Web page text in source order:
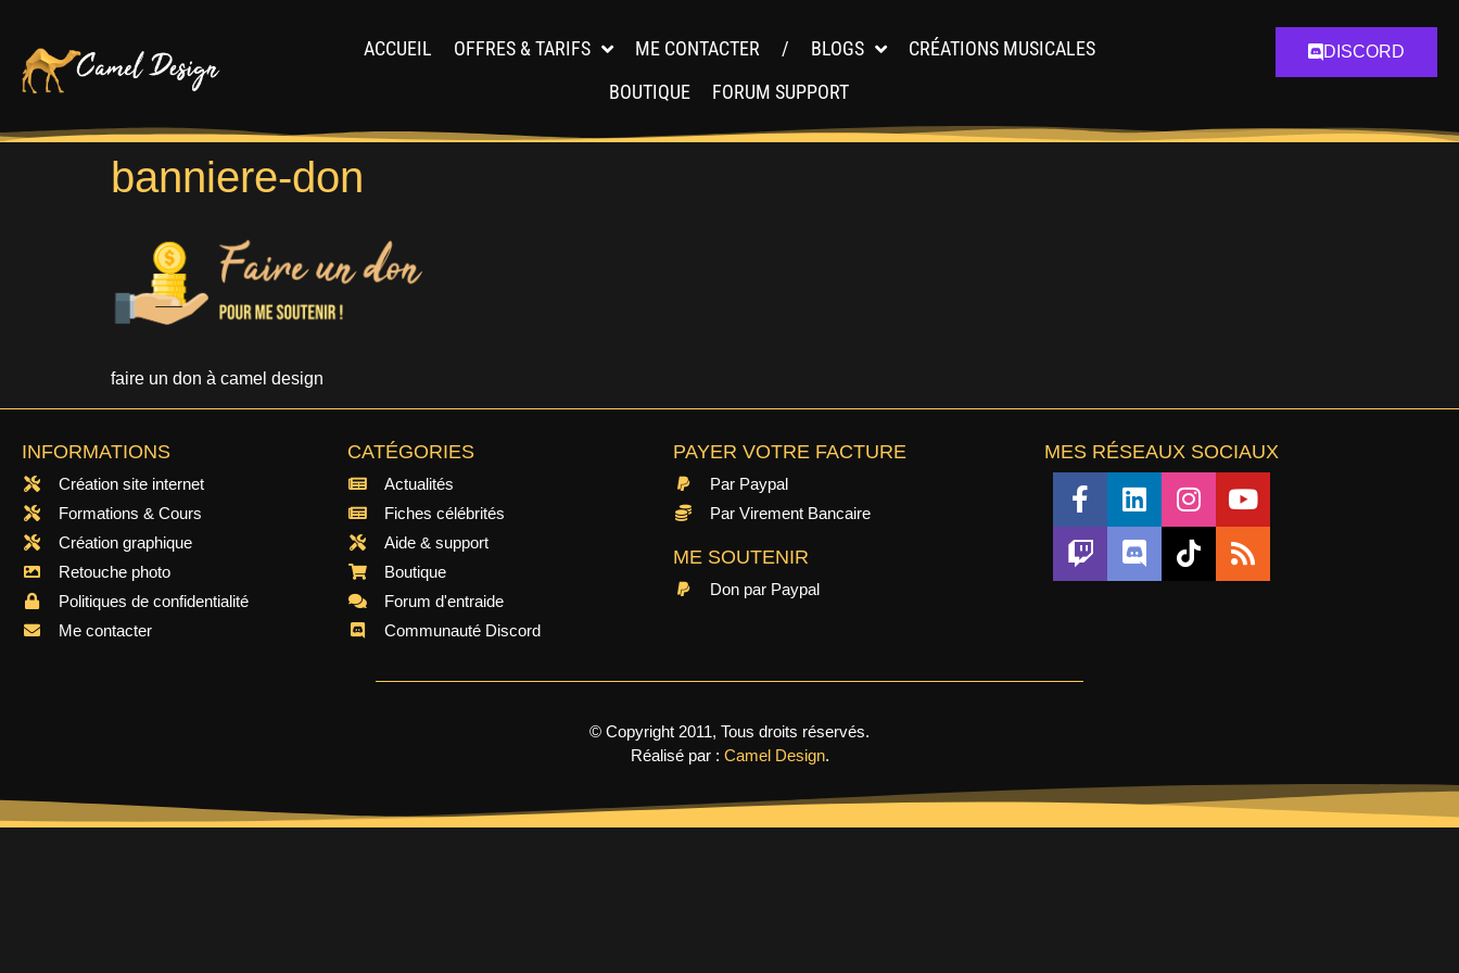
ACCUEIL OFFRES & TARIFS ME CONTACTER / BLOGS
CRÉATIONS MUSICALES
BOUTIQUE
FORUM SUPPORT
DISCORD
banniere-don
faire un don à camel design
INFORMATIONS
Création site internet
Formations & Cours
Création graphique
Retouche photo
Politiques de confidentialité
Me contacter
CATÉGORIES
Actualités
Fiches célébrités
Aide & support
Boutique
Forum d'entraide
Communauté Discord
PAYER VOTRE FACTURE
Par Paypal
Par Virement Bancaire
ME SOUTENIR
Don par Paypal
MES RÉSEAUX SOCIAUX
© Copyright 2011, Tous droits réservés.
Réalisé par : Camel Design.